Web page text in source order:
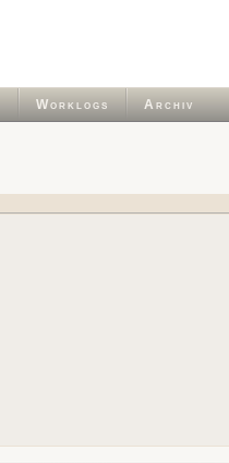
Worklogs Archiv